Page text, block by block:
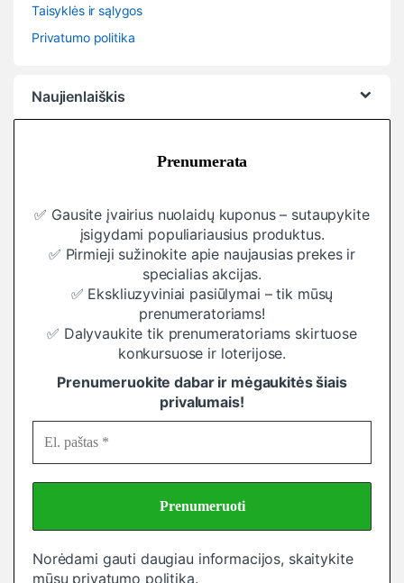
Taisyklės ir sąlygos
Privatumo politika
Naujienlaiškis
Prenumerata
✅ Gausite įvairius nuolaidų kuponus – sutaupykite
įsigydami populiariausius produktus.
✅ Pirmieji sužinokite apie naujausias prekes ir
specialias akcijas.
✅ Ekskliuzyviniai pasiūlymai – tik mūsų
prenumeratoriams!
✅ Dalyvaukite tik prenumeratoriams skirtuose
konkursuose ir loterijose.
Prenumeruokite dabar ir mėgaukitės šiais
privalumais!
Norėdami gauti daugiau informacijos, skaitykite
mūsų privatumo politiką.